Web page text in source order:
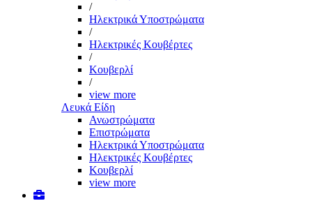
/
Ηλεκτρικά Υποστρώματα
/
Ηλεκτρικές Κουβέρτες
/
Κουβερλί
/
view more
Λευκά Είδη
Ανωστρώματα
Επιστρώματα
Ηλεκτρικά Υποστρώματα
Ηλεκτρικές Κουβέρτες
Κουβερλί
view more